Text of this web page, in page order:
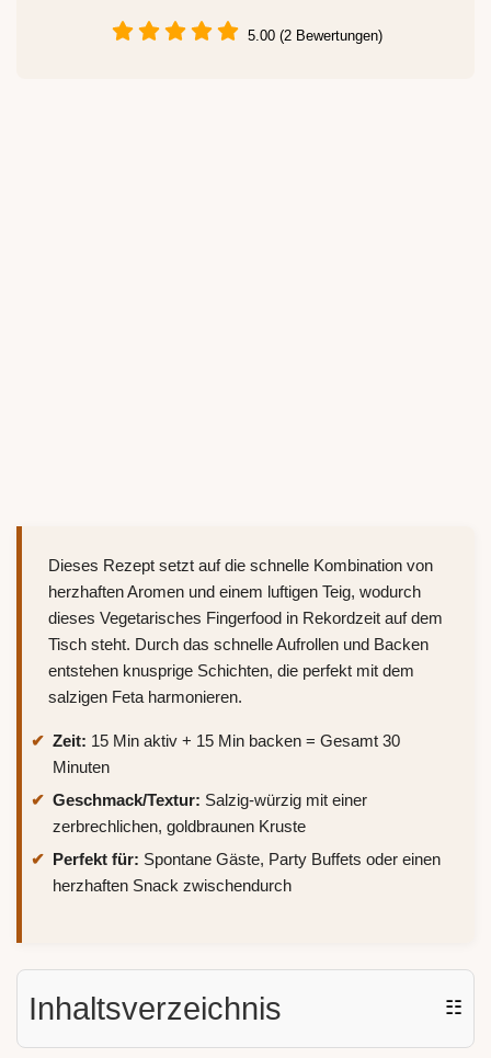
5.00 (2 Bewertungen)
Dieses Rezept setzt auf die schnelle Kombination von
herzhaften Aromen und einem luftigen Teig, wodurch
dieses Vegetarisches Fingerfood in Rekordzeit auf dem
Tisch steht. Durch das schnelle Aufrollen und Backen
entstehen knusprige Schichten, die perfekt mit dem
salzigen Feta harmonieren.
Zeit: 15 Min aktiv + 15 Min backen = Gesamt 30
Minuten
Geschmack/Textur: Salzig-würzig mit einer
zerbrechlichen, goldbraunen Kruste
Perfekt für: Spontane Gäste, Party Buffets oder einen
herzhaften Snack zwischendurch
Inhaltsverzeichnis ☷